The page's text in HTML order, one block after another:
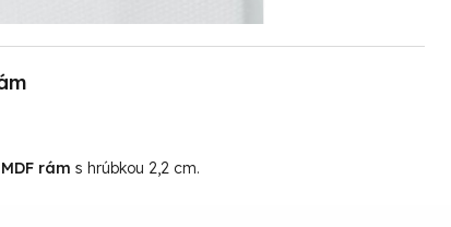
MDF rám s hrúbkou 2,2 cm.